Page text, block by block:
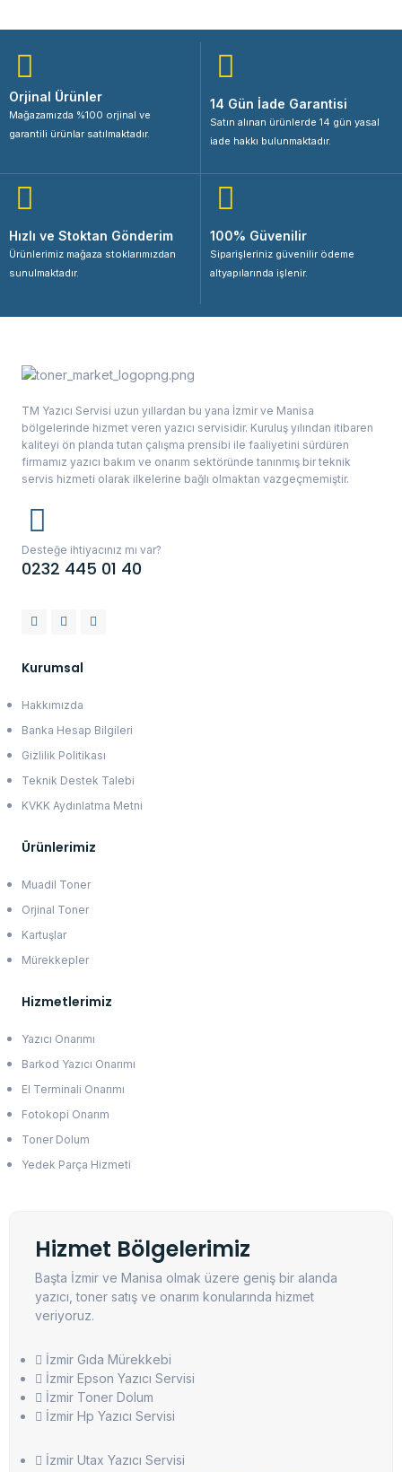
Orjinal Ürünler
Mağazamızda %100 orjinal ve
garantili ürünlar satılmaktadır.
14 Gün İade Garantisi
Satın alınan ürünlerde 14 gün yasal
iade hakkı bulunmaktadır.
Hızlı ve Stoktan Gönderim
Ürünlerimiz mağaza stoklarımızdan
sunulmaktadır.
100% Güvenilir
Siparişleriniz güvenilir ödeme
altyapılarında işlenir.
TM Yazıcı Servisi uzun yıllardan bu yana İzmir ve Manisa
bölgelerinde hizmet veren yazıcı servisidir. Kuruluş yılından itibaren
kaliteyi ön planda tutan çalışma prensibi ile faaliyetini sürdüren
firmamız yazıcı bakım ve onarım sektöründe tanınmış bir teknik
servis hizmeti olarak ilkelerine bağlı olmaktan vazgeçmemiştir.
Desteğe ihtiyacınız mı var?
0232 445 01 40
Kurumsal
Hakkımızda
Banka Hesap Bilgileri
Gizlilik Politikası
Teknik Destek Talebi
KVKK Aydınlatma Metni
Ürünlerimiz
Muadil Toner
Orjinal Toner
Kartuşlar
Mürekkepler
Hizmetlerimiz
Yazıcı Onarımı
Barkod Yazıcı Onarımı
El Terminali Onarımı
Fotokopi Onarım
Toner Dolum
Yedek Parça Hizmeti
Hizmet Bölgelerimiz
Başta İzmir ve Manisa olmak üzere geniş bir alanda
yazıcı, toner satış ve onarım konularında hizmet
veriyoruz.
İzmir Gıda Mürekkebi
İzmir Epson Yazıcı Servisi
İzmir Toner Dolum
İzmir Hp Yazıcı Servisi
İzmir Utax Yazıcı Servisi